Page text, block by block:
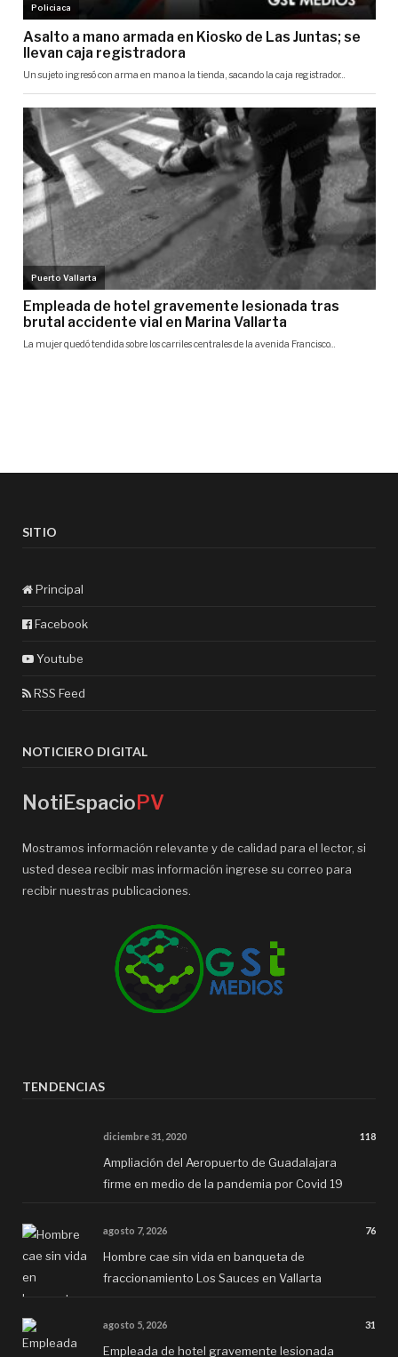
SITIO
Principal
Facebook
Youtube
RSS Feed
NOTICIERO DIGITAL
NotiEspacioPV
Mostramos información relevante y de calidad para el lector, si
usted desea recibir mas información ingrese su correo para
recibir nuestras publicaciones.
TENDENCIAS
diciembre 31, 2020 118
Ampliación del Aeropuerto de Guadalajara
firme en medio de la pandemia por Covid 19
agosto 7, 2026 76
Hombre cae sin vida en banqueta de
fraccionamiento Los Sauces en Vallarta
agosto 5, 2026 31
Empleada de hotel gravemente lesionada